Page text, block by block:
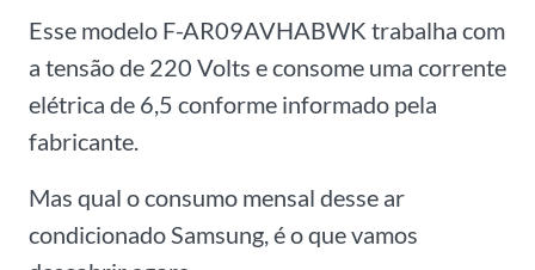
Esse modelo F-AR09AVHABWK trabalha com
a tensão de 220 Volts e consome uma corrente
elétrica de 6,5 conforme informado pela
fabricante.
Mas qual o consumo mensal desse ar
condicionado Samsung, é o que vamos